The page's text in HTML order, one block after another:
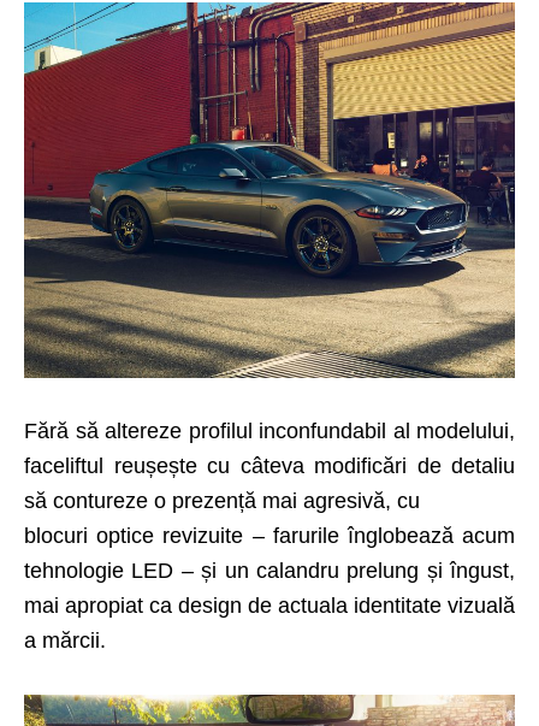
Fără să altereze profilul inconfundabil al modelului,
faceliftul reușește cu câteva modificări de detaliu
să contureze o prezență mai agresivă, cu
blocuri optice revizuite – farurile înglobează acum
tehnologie LED – și un calandru prelung și îngust,
mai apropiat ca design de actuala identitate vizuală
a mărcii.